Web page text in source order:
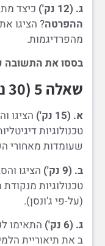
ג. (12 נק')
כיצד
ההפרטה? הציגו
מהפרדיגמות.
בססו את התשובה
שאלה 5 (30 נקודות)
א. (15 נק')
הציגו
טכנולוגיות
שעומדות מאחורי
ב. (9 נק')
הציגו
טכנולוגיות
(על-פי ג'ונסן).
ג. (6 נק')
התאימו
ב את תיאוריית